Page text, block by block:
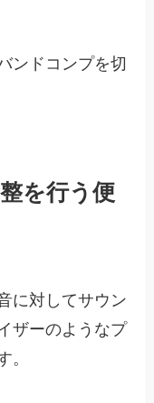
ンドコンプを切
を行う便
に対してサウン
ザーのようなプ
。